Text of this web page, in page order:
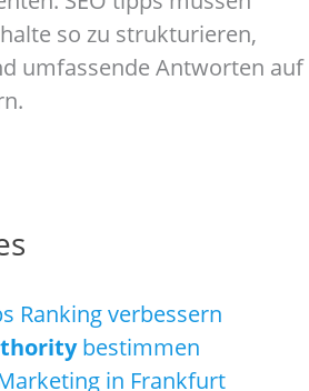
so zu strukturieren,
umfassende Antworten auf
Ranking verbessern
bestimmen
in Frankfurt